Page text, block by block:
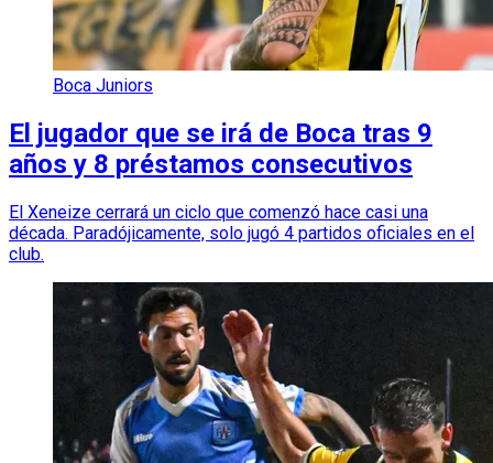
Boca Juniors
El jugador que se irá de Boca tras 9
años y 8 préstamos consecutivos
El Xeneize cerrará un ciclo que comenzó hace casi una
década. Paradójicamente, solo jugó 4 partidos oficiales en el
club.